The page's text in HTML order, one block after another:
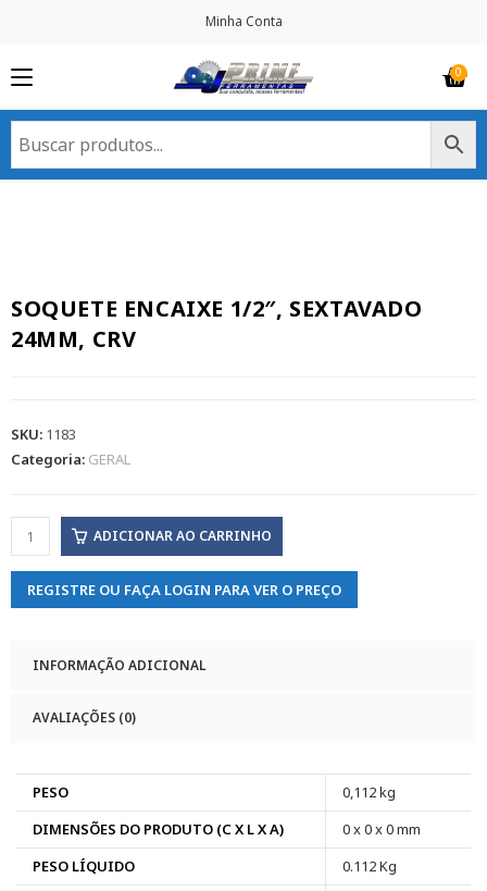
Minha Conta
SOQUETE ENCAIXE 1/2″, SEXTAVADO
24MM, CRV
SKU: 1183
Categoria: GERAL
ADICIONAR AO CARRINHO
REGISTRE OU FAÇA LOGIN PARA VER O PREÇO
INFORMAÇÃO ADICIONAL
AVALIAÇÕES (0)
PESO
0,112 kg
DIMENSÕES DO PRODUTO (C X L X A)
0 x 0 x 0 mm
PESO LÍQUIDO
0.112 Kg